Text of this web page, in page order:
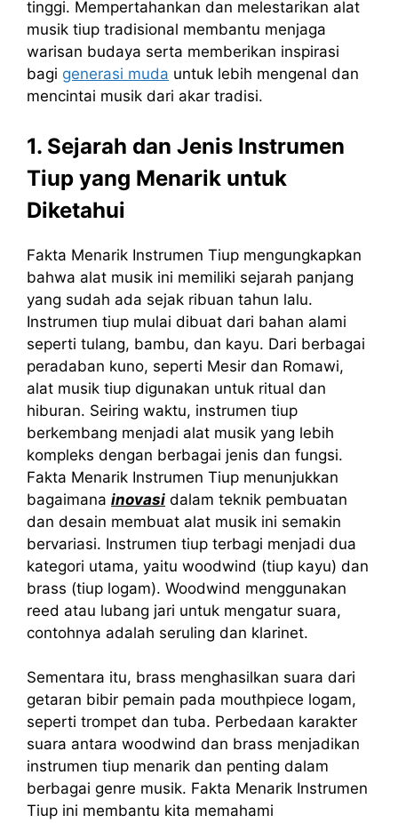
tinggi. Mempertahankan dan melestarikan alat
musik tiup tradisional membantu menjaga
warisan budaya serta memberikan inspirasi
bagi generasi muda untuk lebih mengenal dan
mencintai musik dari akar tradisi.
1. Sejarah dan Jenis Instrumen
Tiup yang Menarik untuk
Diketahui
Fakta Menarik Instrumen Tiup mengungkapkan
bahwa alat musik ini memiliki sejarah panjang
yang sudah ada sejak ribuan tahun lalu.
Instrumen tiup mulai dibuat dari bahan alami
seperti tulang, bambu, dan kayu. Dari berbagai
peradaban kuno, seperti Mesir dan Romawi,
alat musik tiup digunakan untuk ritual dan
hiburan. Seiring waktu, instrumen tiup
berkembang menjadi alat musik yang lebih
kompleks dengan berbagai jenis dan fungsi.
Fakta Menarik Instrumen Tiup menunjukkan
bagaimana inovasi dalam teknik pembuatan
dan desain membuat alat musik ini semakin
bervariasi. Instrumen tiup terbagi menjadi dua
kategori utama, yaitu woodwind (tiup kayu) dan
brass (tiup logam). Woodwind menggunakan
reed atau lubang jari untuk mengatur suara,
contohnya adalah seruling dan klarinet.
Sementara itu, brass menghasilkan suara dari
getaran bibir pemain pada mouthpiece logam,
seperti trompet dan tuba. Perbedaan karakter
suara antara woodwind dan brass menjadikan
instrumen tiup menarik dan penting dalam
berbagai genre musik. Fakta Menarik Instrumen
Tiup ini membantu kita memahami